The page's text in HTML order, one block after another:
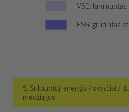
VSG: laminuotas
ESG: grūdintas
5. Sukauptoji energija / skysčiai /
medžiagos